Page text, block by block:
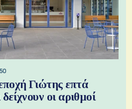
Γιώτης επτά
οι αριθμοί